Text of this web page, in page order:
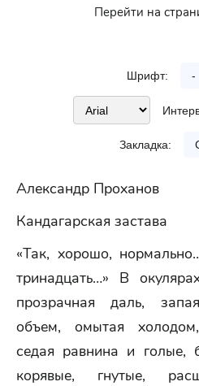
Перейти на
Шрифт: -
Закладка:
Александр Проханов
Кандагарская застава
«Так, хорошо,
тринадцать…» В
прозрачная даль,
объем, омытая
седая равнина и голые,
корявые, гнутые,